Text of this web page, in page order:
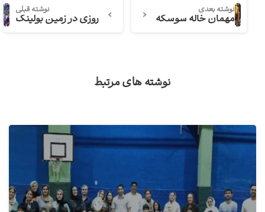
نوشته قبلی
روزی در زمین بولینگ
نوشته بعدی
مهمان خاله سوسکه
نوشته های مرتبط